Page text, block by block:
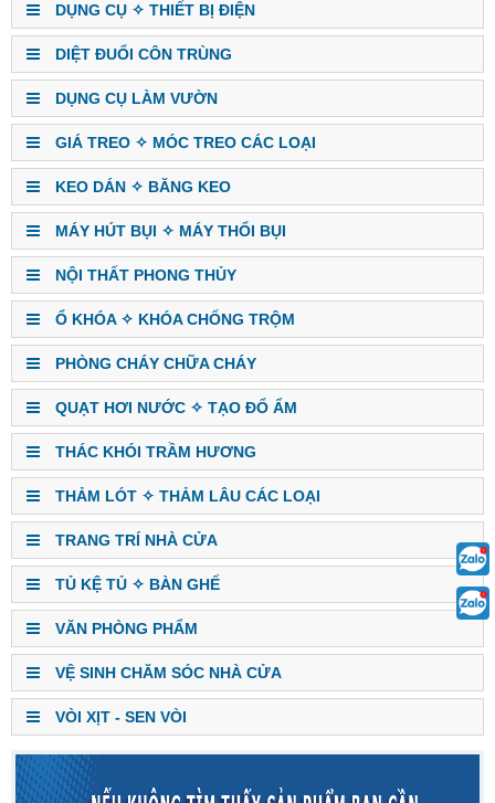
DỤNG CỤ ✧ THIẾT BỊ ĐIỆN
DIỆT ĐUỔI CÔN TRÙNG
DỤNG CỤ LÀM VƯỜN
GIÁ TREO ✧ MÓC TREO CÁC LOẠI
KEO DÁN ✧ BĂNG KEO
MÁY HÚT BỤI ✧ MÁY THỔI BỤI
NỘI THẤT PHONG THỦY
Ổ KHÓA ✧ KHÓA CHỐNG TRỘM
PHÒNG CHÁY CHỮA CHÁY
QUẠT HƠI NƯỚC ✧ TẠO ĐỔ ẨM
THÁC KHÓI TRẦM HƯƠNG
THẢM LÓT ✧ THẢM LÂU CÁC LOẠI
TRANG TRÍ NHÀ CỬA
TỦ KỆ TỦ ✧ BÀN GHẾ
VĂN PHÒNG PHẨM
VỆ SINH CHĂM SÓC NHÀ CỬA
VÒI XỊT - SEN VÒI